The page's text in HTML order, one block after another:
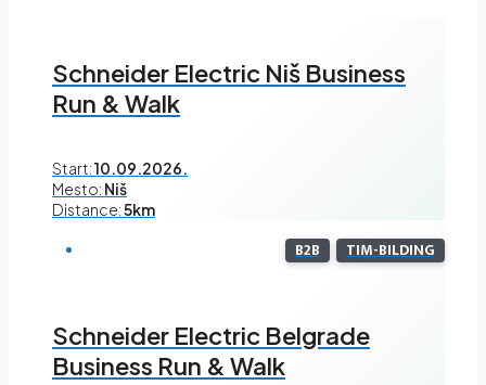
Schneider Electric Niš Business
Run & Walk
Start:10.09.2026.
Mesto: Niš
Distance:5km
B2B TIM-BILDING
Schneider Electric Belgrade
Business Run & Walk